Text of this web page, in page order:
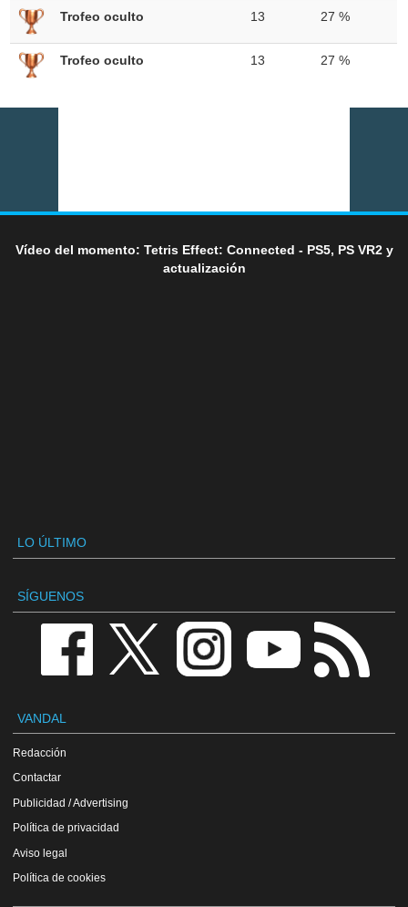
Trofeo oculto 13 27 %
Trofeo oculto 13 27 %
Vídeo del momento: Tetris Effect: Connected - PS5, PS VR2 y
actualización
LO ÚLTIMO
SÍGUENOS
VANDAL
Redacción
Contactar
Publicidad / Advertising
Política de privacidad
Aviso legal
Política de cookies